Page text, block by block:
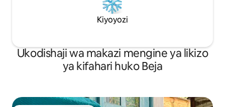
Kiyoyozi
Ukodishaji wa makazi mengine ya likizo
ya kifahari huko Beja